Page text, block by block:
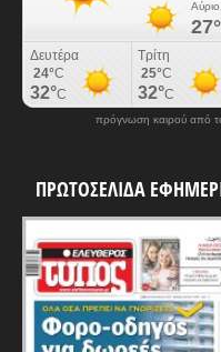
πρόγνωση καιρού από
ΠΡΩΤΟΣΕΛΙΔΑ